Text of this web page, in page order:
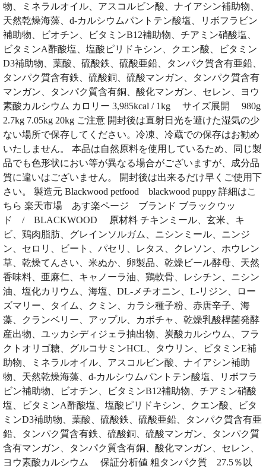
物、ミネラルオイル、アスコルビン酸、ナイアシン補助物、
天然乾燥海藻、d-カルシウムパントテン酸塩、リボフラビン
補助物、ビオチン、ビタミンB12補助物、チアミン硝酸塩、
ビタミンA酢酸塩、塩酸ピリドキシン、クエン酸、ビタミン
D3補助物、葉酸、硫酸鉄、硫酸亜鉛、タンパク質含有亜鉛、
タンパク質含有鉄、硫酸銅、硫酸マンガン、タンパク質含有
マンガン、タンパク質含有銅、酸化マンガン、セレン、ヨウ
素酸カルシウム カロリー 3,985kcal / 1kg サイズ展開 980g
2.7kg 7.05kg 20kg ご注意 開封後は直射日光を避けた湿気の少
ない場所で保存してください。冷凍、冷蔵での保存はお勧め
いたしません。 本品は自然原料を使用しているため、同じ製
品でも色形状におい等が異なる場合がございますが、成分品
質に違いはございません。 開封後は出来るだけ早くご使用下
さい。 製造元 Blackwood petfood blackwood puppy 詳細はこ
ちら 楽天市場 あす楽ページ ブランド ブラックウッ
ド / BLACKWOOD 原材料 チキンミール、玄米、キ
ビ、鶏肉脂肪、グレインソルガム、ニシンミール、ニンジ
ン、セロリ、ビート、パセリ、レタス、クレソン、ホウレン
草、乾燥てんさい、米ぬか、卵製品、乾燥ビール酵母、天然
香味料、亜麻仁、キャノーラ油、鶏軟骨、レシチン、ニシン
油、塩化カリウム、海塩、DL-メチオニン、L-リジン、ロー
ズマリー、タイム、クミン、カラシ種子粉、赤唐辛子、海
藻、クランベリー、アップル、カボチャ、乾燥乳酸桿菌発酵
産出物、ユッカシディジェラ抽出物、炭酸カルシウム、フラ
クトオリゴ糖、グルコサミンHCL、タウリン、ビタミンE補
助物、ミネラルオイル、アスコルビン酸、ナイアシン補助
物、天然乾燥海藻、d-カルシウムパントテン酸塩、リボフラ
ビン補助物、ビオチン、ビタミンB12補助物、チアミン硝酸
塩、ビタミンA酢酸塩、塩酸ピリドキシン、クエン酸、ビタ
ミンD3補助物、葉酸、硫酸鉄、硫酸亜鉛、タンパク質含有亜
鉛、タンパク質含有鉄、硫酸銅、硫酸マンガン、タンパク質
含有マンガン、タンパク質含有銅、酸化マンガン、セレン、
ヨウ素酸カルシウム 保証分析値 粗タンパク質 27.5％以